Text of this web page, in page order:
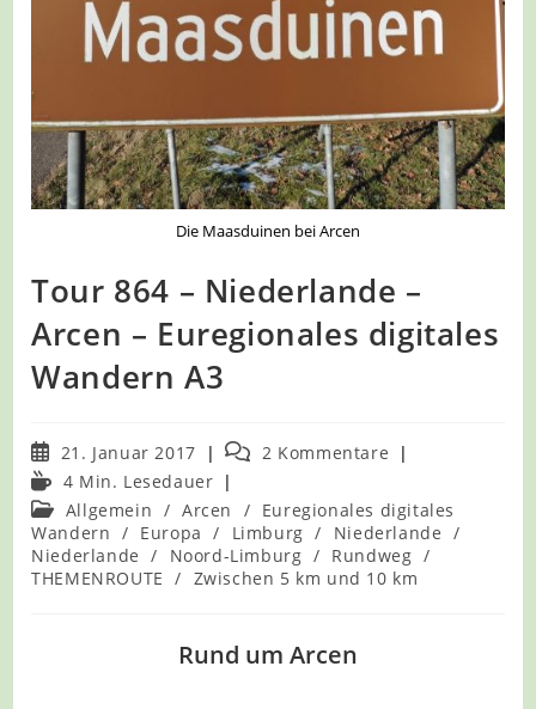
Die Maasduinen bei Arcen
Tour 864 – Niederlande –
Arcen – Euregionales digitales
Wandern A3
Beitrag
veröffentlicht:
21. Januar 2017
Beitrags-
Kommentare:
2 Kommentare
Lesedauer:
4 Min. Lesedauer
Beitrags-
Kategorie:
Allgemein / Arcen / Euregionales digitales
Wandern / Europa / Limburg / Niederlande /
Niederlande
/ Noord-Limburg / Rundweg /
THEMENROUTE
/ Zwischen 5 km und 10 km
Rund um Arcen